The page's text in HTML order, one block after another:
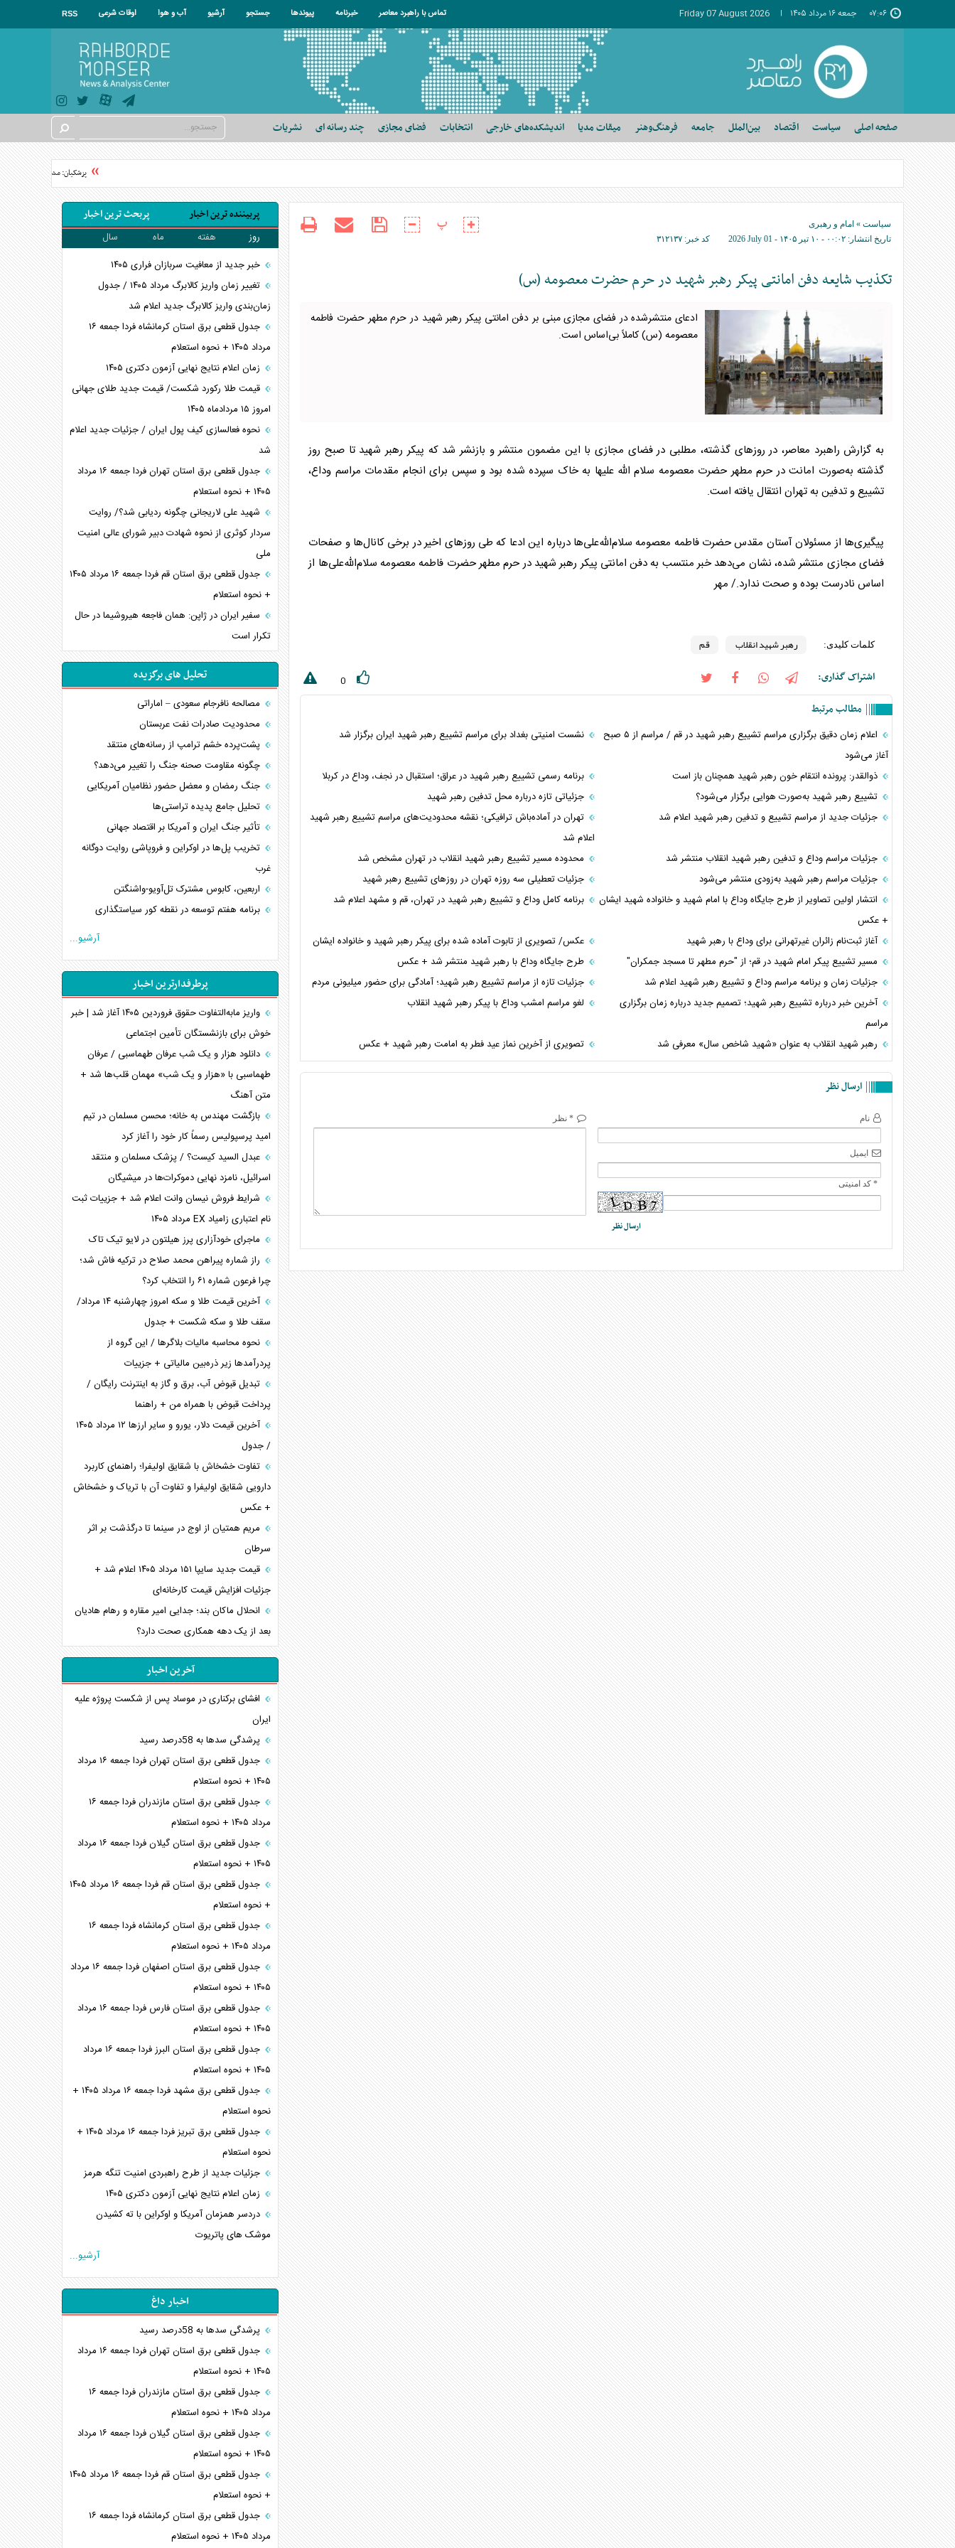
۰۷:۰۶ جمعه ۱۶ مرداد ۱۴۰۵ Friday 07 August 2026 تماس با راهبرد معاصر خبرنامه پیوندها جستجو آرشیو آب و هوا اوقات شرعی RSS
صفحه اصلی سیاست اقتصاد بین‌الملل جامعه فرهنگ‌وهنر میقات مدیا اندیشکده‌های خارجی انتخابات فضای مجازی چند رسانه ای نشریات
پزشکیان: مشروطه نقطه عطف
سیاست » امام و رهبری
تاریخ انتشار: ۰۰:۰۲ - ۱۰ تير ۱۴۰۵ - 2026 July 01 کد خبر: ۳۱۲۱۳۷
پ
تکذیب شایعه دفن امانتی پیکر رهبر شهید در حرم حضرت معصومه (س)
ادعای منتشرشده در فضای مجازی مبنی بر دفن امانتی پیکر رهبر شهید در حرم مطهر حضرت فاطمه
معصومه (س) کاملاً بی‌اساس است.
به گزارش راهبرد معاصر، در روز‌های گذشته، مطلبی در فضای مجازی با این مضمون منتشر و بازنشر شد که پیکر رهبر شهید تا صبح روز
گذشته به‌صورت امانت در حرم مطهر حضرت معصومه سلام الله علیها به خاک سپرده شده بود و سپس برای انجام مقدمات مراسم وداع،
تشییع و تدفین به تهران انتقال یافته است.
پیگیری‌ها از مسئولان آستان مقدس حضرت فاطمه معصومه سلام‌الله‌علی‌ها درباره این ادعا که طی روز‌های اخیر در برخی کانال‌ها و صفحات
فضای مجازی منتشر شده، نشان می‌دهد خبر منتسب به دفن امانتی پیکر رهبر شهید در حرم مطهر حضرت فاطمه معصومه سلام‌الله‌علی‌ها از
اساس نادرست بوده و صحت ندارد./ مهر
کلمات کلیدی: رهبر شهید انقلاب قم
اشتراک گذاری: 0
مطالب مرتبط
اعلام زمان دقیق برگزاری مراسم تشییع رهبر شهید در قم / مراسم از ۵ صبح
آغاز می‌شود
نشست امنیتی بغداد برای مراسم تشییع رهبر شهید ایران برگزار شد
ذوالقدر: پرونده انتقام خون رهبر شهید همچنان باز است
برنامه رسمی تشییع رهبر شهید در عراق؛ استقبال در نجف، وداع در کربلا
تشییع رهبر شهید به‌صورت هوایی برگزار می‌شود؟
جزئیاتی تازه درباره محل تدفین رهبر شهید
جزئیات جدید از مراسم تشییع و تدفین رهبر شهید اعلام شد
تهران در آماده‌باش ترافیکی؛ نقشه محدودیت‌های مراسم تشییع رهبر شهید
اعلام شد
جزئیات مراسم وداع و تدفین رهبر شهید انقلاب منتشر شد
محدوده مسیر تشییع رهبر شهید انقلاب در تهران مشخص شد
جزئیات مراسم رهبر شهید به‌زودی منتشر می‌شود
جزئیات تعطیلی سه روزه تهران در روز‌های تشییع رهبر شهید
انتشار اولین تصاویر از طرح جایگاه وداع با امام شهید و خانواده شهید ایشان
+ عکس
برنامه کامل وداع و تشییع رهبر شهید در تهران، قم و مشهد اعلام شد
آغاز ثبت‌نام زائران غیرتهرانی برای وداع با رهبر شهید
عکس/ تصویری از تابوت آماده شده برای پیکر رهبر شهید و خانواده ایشان
مسیر تشییع پیکر امام شهید در قم؛ از "حرم مطهر تا مسجد جمکران"
طرح جایگاه وداع با رهبر شهید منتشر شد + عکس
جزئیات زمان و برنامه مراسم وداع و تشییع رهبر شهید اعلام شد
جزئیات تازه از مراسم تشییع رهبر شهید؛ آمادگی برای حضور میلیونی مردم
آخرین خبر درباره تشییع رهبر شهید؛ تصمیم جدید درباره زمان برگزاری
مراسم
لغو مراسم امشب وداع با پیکر رهبر شهید انقلاب
رهبر شهید انقلاب به عنوان «شهید شاخص سال» معرفی شد تصویری از آخرین نماز عید فطر به امامت رهبر شهید + عکس
ارسال نظر
نام
ایمیل
* کد امنیتی
* نظر
پربیننده ترین اخبار پربحث ترین اخبار
روز هفته ماه
سال
خبر جدید از معافیت سربازان فراری ۱۴۰۵
تغییر زمان واریز کالابرگ مرداد ۱۴۰۵ / جدول
زمان‌بندی واریز کالابرگ جدید اعلام شد
جدول قطعی برق استان کرمانشاه فردا جمعه ۱۶
مرداد ۱۴۰۵ + نحوه استعلام
زمان اعلام نتایج نهایی آزمون دکتری ۱۴۰۵
قیمت طلا رکورد شکست/ قیمت جدید طلای جهانی
امروز ۱۵ مردادماه ۱۴۰۵
نحوه فعالسازی کیف پول ایران / جزئیات جدید اعلام
شد
جدول قطعی برق استان تهران فردا جمعه ۱۶ مرداد
۱۴۰۵ + نحوه استعلام
شهید علی لاریجانی چگونه ردیابی شد؟/ روایت
سردار کوثری از نحوه شهادت دبیر شورای عالی امنیت
ملی
جدول قطعی برق استان قم فردا جمعه ۱۶ مرداد ۱۴۰۵
+ نحوه استعلام
سفیر ایران در ژاپن: همان فاجعه هیروشیما در حال
تکرار است
تحلیل های برگزیده
مصالحه نافرجام سعودی – اماراتی
محدودیت صادرات نفت عربستان
پشت‌پرده خشم ترامپ از رسانه‌های منتقد
چگونه مقاومت صحنه جنگ را تغییر می‌دهد؟
جنگ رمضان و معضل حضور نظامیان آمریکایی
تحلیل جامع پدیده تراستی‌ها
تأثیر جنگ ایران و آمریکا بر اقتصاد جهانی
تخریب پل‌ها در اوکراین و فروپاشی روایت دوگانه
غرب
اربعین، کابوس مشترک تل‌آویو-واشنگتن
برنامه هفتم توسعه در نقطه کور سیاستگذاری
کنوانسیون دریای خزر در راستای منافع ملی است؟
اهمیت راهبردی اردن برای آمریکا
پیام، ظرفیت بالفعل‌نشده تجارت ایران
همسویی عربستان با سنتکام علیه متحدان ایران
ترامپ و توهم خلع سلاح حماس
چرا کویت به دنبال شریک امنیتی جدید است؟
اعتراف غرب به قدرت ایران در تثبیت معادلات
خطای راهبردی ترامپ مقابل برزیل
متن و حاشیه سفر نتانیاهو به آمریکا
آرشیو...
پرطرفدارترین اخبار
واریز مابه‌التفاوت حقوق فروردین ۱۴۰۵ آغاز شد | خبر
خوش برای بازنشستگان تأمین اجتماعی
دانلود هزار و یک شب عرفان طهماسبی / عرفان
طهماسبی با «هزار و یک شب» مهمان قلب‌ها شد +
متن آهنگ
بازگشت مهندس به خانه؛ محسن مسلمان در تیم
امید پرسپولیس رسماً کار خود را آغاز کرد
عبدل السید کیست؟ / پزشک مسلمان و منتقد
اسرائیل، نامزد نهایی دموکرات‌ها در میشیگان
شرایط فروش نیسان وانت اعلام شد + جزییات ثبت
نام اعتباری زامیاد EX مرداد ۱۴۰۵
ماجرای خودآزاری پرز هیلتون در لایو تیک تاک
راز شماره پیراهن محمد صلاح در ترکیه فاش شد؛
چرا فرعون شماره ۶۱ را انتخاب کرد؟
آخرین قیمت طلا و سکه امروز چهارشنبه ۱۴ مرداد/
سقف طلا و سکه شکست + جدول
نحوه محاسبه مالیات بلاگر‌ها / این گروه از
پردرآمد‌ها زیر ذره‌بین مالیاتی + جزییات
تبدیل قبوض آب، برق و گاز به اینترنت رایگان /
پرداخت قبوض با همراه من + راهنما
آخرین قیمت دلار، یورو و سایر ارز‌ها ۱۲ مرداد ۱۴۰۵
/ جدول
تفاوت خشخاش با شقایق اولیفرا؛ راهنمای کاربرد
دارویی شقایق اولیفرا و تفاوت آن با تریاک و خشخاش
+ عکس
مریم همتیان از اوج در سینما تا درگذشت بر اثر
سرطان
قیمت جدید سایپا ۱۵۱ مرداد ۱۴۰۵ اعلام شد +
جزئیات افزایش قیمت کارخانه‌ای
انحلال ماکان بند؛ جدایی امیر مقاره و رهام هادیان
بعد از یک دهه همکاری صحت دارد؟
آخرین اخبار
افشای برکناری در موساد پس از شکست پروژه علیه
ایران
پرشدگی سدها به 58درصد رسید
جدول قطعی برق استان تهران فردا جمعه ۱۶ مرداد
۱۴۰۵ + نحوه استعلام
جدول قطعی برق استان مازندران فردا جمعه ۱۶
مرداد ۱۴۰۵ + نحوه استعلام
جدول قطعی برق استان گیلان فردا جمعه ۱۶ مرداد
۱۴۰۵ + نحوه استعلام
جدول قطعی برق استان قم فردا جمعه ۱۶ مرداد ۱۴۰۵
+ نحوه استعلام
جدول قطعی برق استان کرمانشاه فردا جمعه ۱۶
مرداد ۱۴۰۵ + نحوه استعلام
جدول قطعی برق استان اصفهان فردا جمعه ۱۶ مرداد
۱۴۰۵ + نحوه استعلام
جدول قطعی برق استان فارس فردا جمعه ۱۶ مرداد
۱۴۰۵ + نحوه استعلام
جدول قطعی برق استان البرز فردا جمعه ۱۶ مرداد
۱۴۰۵ + نحوه استعلام
جدول قطعی برق مشهد فردا جمعه ۱۶ مرداد ۱۴۰۵ +
نحوه استعلام
جدول قطعی برق تبریز فردا جمعه ۱۶ مرداد ۱۴۰۵ +
نحوه استعلام
جزئیات جدید از طرح راهبردی امنیت تنگه هرمز
زمان اعلام نتایج نهایی آزمون دکتری ۱۴۰۵
دردسر همزمان آمریکا و اوکراین با ته کشیدن
موشک های پاتریوت
آرشیو...
اخبار داغ
پرشدگی سدها به 58درصد رسید
جدول قطعی برق استان تهران فردا جمعه ۱۶ مرداد
۱۴۰۵ + نحوه استعلام
جدول قطعی برق استان مازندران فردا جمعه ۱۶
مرداد ۱۴۰۵ + نحوه استعلام
جدول قطعی برق استان گیلان فردا جمعه ۱۶ مرداد
۱۴۰۵ + نحوه استعلام
جدول قطعی برق استان قم فردا جمعه ۱۶ مرداد ۱۴۰۵
+ نحوه استعلام
جدول قطعی برق استان کرمانشاه فردا جمعه ۱۶
مرداد ۱۴۰۵ + نحوه استعلام